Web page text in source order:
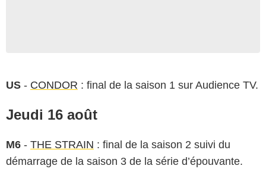
US - CONDOR : final de la saison 1 sur Audience TV.
Jeudi 16 août
M6 - THE STRAIN : final de la saison 2 suivi du
démarrage de la saison 3 de la série d’épouvante.